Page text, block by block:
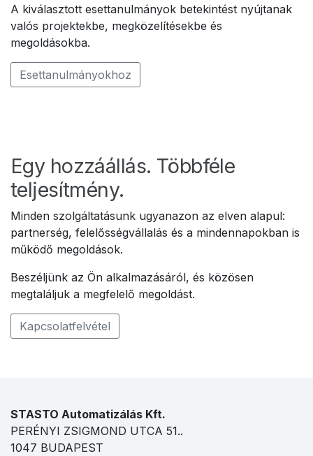
A kiválasztott esettanulmányok betekintést nyújtanak
valós projektekbe, megközelítésekbe és
megoldásokba.
Esettanulmányokhoz
Egy hozzáállás. Többféle
teljesítmény.
Minden szolgáltatásunk ugyanazon az elven alapul:
partnerség, felelősségvállalás és a mindennapokban is
működő megoldások.
Beszéljünk az Ön alkalmazásáról, és közösen
megtaláljuk a megfelelő megoldást.
Kapcsolatfelvétel
STASTO Automatizálás Kft.
PERÉNYI ZSIGMOND UTCA 51..
1047 BUDAPEST